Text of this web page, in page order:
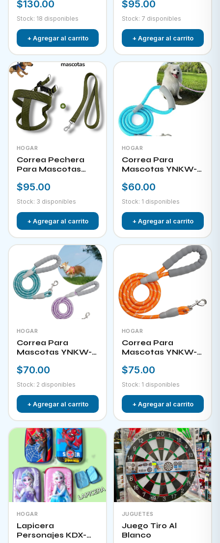
$130.00
Stock: 18 disponibles
+ Agregar al carrito
$95.00
Stock: 7 disponibles
+ Agregar al carrito
HOGAR
Correa Pechera
Para Mascotas
$95.00
Stock: 3 disponibles
+ Agregar al carrito
HOGAR
Correa Para
Mascotas YNKW-
$60.00
Stock: 1 disponibles
+ Agregar al carrito
HOGAR
Correa Para
Mascotas YNKW-
$70.00
Stock: 2 disponibles
+ Agregar al carrito
HOGAR
Correa Para
Mascotas YNKW-
$75.00
Stock: 1 disponibles
+ Agregar al carrito
HOGAR
Lapicera
Personajes KDX-
JUGUETES
Juego Tiro Al
Blanco